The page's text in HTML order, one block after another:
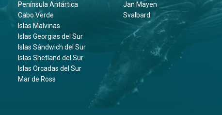
Península Antártica
Cabo Verde
Islas Malvinas
Islas Georgias del Sur
Islas Sándwich del Sur
Islas Shetland del Sur
Islas Orcadas del Sur
Mar de Ross
Jan Mayen
Svalbard